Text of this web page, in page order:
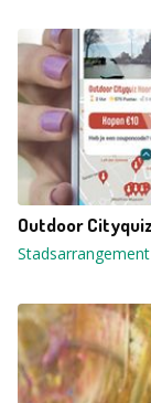
Outdoor
Stadsarrangement